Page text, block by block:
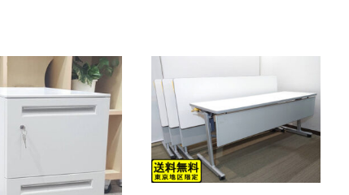
HDWH2
書
庫
キ
ャ
ビ
ネ